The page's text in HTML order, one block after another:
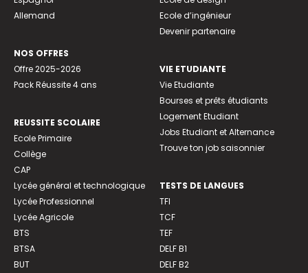
Allemand
NOS OFFRES
Offre 2025-2026
Pack Réussite 4 ans
REUSSITE SCOLAIRE
Ecole Primaire
Collège
CAP
Lycée général et technologique
Lycée Professionnel
Lycée Agricole
BTS
BTSA
BUT
Ecole d’ingénieur
Devenir partenaire
VIE ETUDIANTE
Vie Etudiante
Bourses et prêts étudiants
Logement Etudiant
Jobs Etudiant et Alternance
Trouve ton job saisonnier
TESTS DE LANGUES
TFI
TCF
TEF
DELF B1
DELF B2